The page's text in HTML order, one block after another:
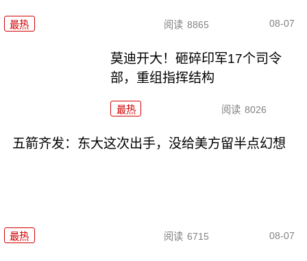
最热 阅读 8865 08-07
莫迪开大！砸碎印军17个司令
部，重组指挥结构
最热 阅读 8026
五箭齐发：东大这次出手，没给美方留半点幻想
最热 阅读 6715 08-07